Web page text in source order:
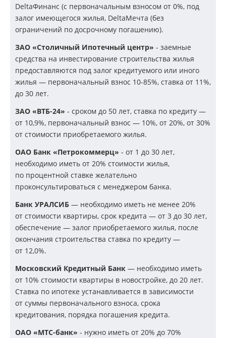
DeltaФинанс (с первоначальным взносом от 0%, под
залог имеющегося жилья, DeltaМечта (без
ограничений по досрочному погашению).
ЗАО «Столичный Ипотечный центр» - заемные
средства на инвестирование строительства жилья
предоставляются под залог кредитуемого или иного
жилья — первоначальный взнос 10-85%, ставка от 11%,
до 30 лет.
ЗАО «ВТБ-24» - сроком до 50 лет, ставка по кредиту —
от 10,9%, первоначальный взнос — 10%, от 20%, от 30%
от стоимости приобретаемого жилья.
ОАО Банк «Петрокоммерц» - от 1 до 30 лет,
необходимо иметь от 20% стоимости жилья,
по процентной ставке желательно
проконсультироваться с менеджером банка.
Банк УРАЛСИБ — необходимо иметь не менее 20%
от стоимости квартиры, срок кредита — от 3 до 30 лет,
обеспечение — залог приобретаемого жилья, после
окончания строительства ставка по кредиту —
от 12,0%.
Московский Кредитный Банк — необходимо иметь
от 10% стоимости квартиры в новостройке, до 20 лет.
Ставка по ипотеке устанавливается в зависимости
от суммы первоначального взноса, срока
кредитования, порядка погашения кредита.
ОАО «МТС-банк» - нужно иметь от 20% до 70%